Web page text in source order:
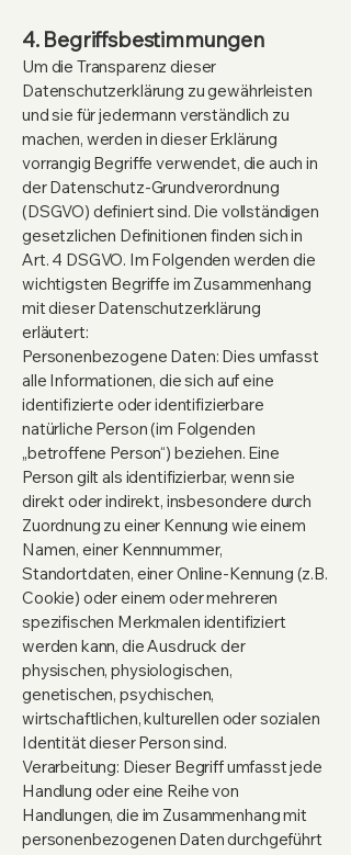
4. Begriffsbestimmungen
Um die Transparenz dieser
Datenschutzerklärung zu gewährleisten
und sie für jedermann verständlich zu
machen, werden in dieser Erklärung
vorrangig Begriffe verwendet, die auch in
der Datenschutz-Grundverordnung
(DSGVO) definiert sind. Die vollständigen
gesetzlichen Definitionen finden sich in
Art. 4 DSGVO. Im Folgenden werden die
wichtigsten Begriffe im Zusammenhang
mit dieser Datenschutzerklärung
erläutert:
Personenbezogene Daten: Dies umfasst
alle Informationen, die sich auf eine
identifizierte oder identifizierbare
natürliche Person (im Folgenden
„betroffene Person“) beziehen. Eine
Person gilt als identifizierbar, wenn sie
direkt oder indirekt, insbesondere durch
Zuordnung zu einer Kennung wie einem
Namen, einer Kennnummer,
Standortdaten, einer Online-Kennung (z.B.
Cookie) oder einem oder mehreren
spezifischen Merkmalen identifiziert
werden kann, die Ausdruck der
physischen, physiologischen,
genetischen, psychischen,
wirtschaftlichen, kulturellen oder sozialen
Identität dieser Person sind.
Verarbeitung: Dieser Begriff umfasst jede
Handlung oder eine Reihe von
Handlungen, die im Zusammenhang mit
personenbezogenen Daten durchgeführt